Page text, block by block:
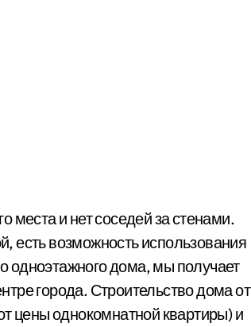
места и нет соседей за стенами.
есть возможность использования
одноэтажного дома, мы получает
города. Строительство дома от
однокомнатной квартиры) и